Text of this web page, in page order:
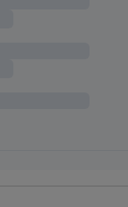
Inácio Lula da Silva"